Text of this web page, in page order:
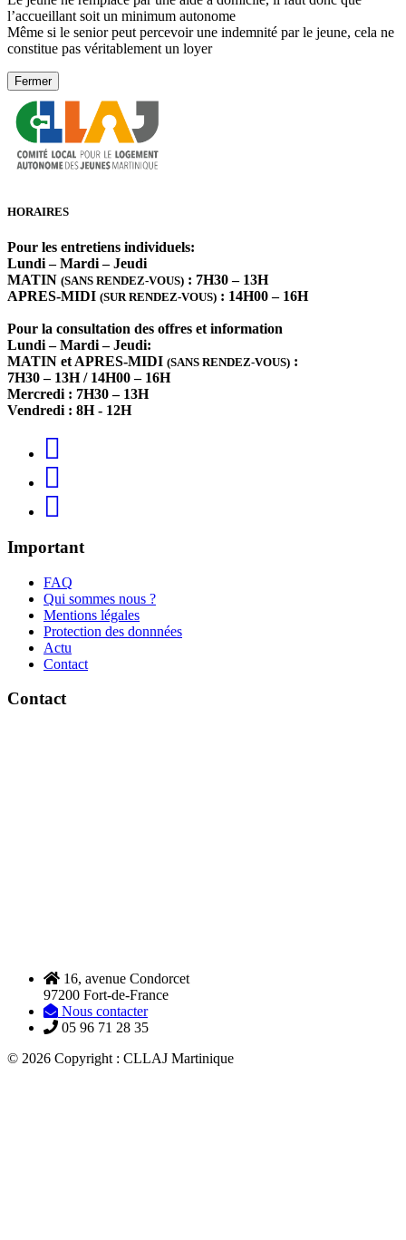
l’accueillant soit un minimum autonome
Même si le senior peut percevoir une indemnité par le jeune, cela ne
constitue pas véritablement un loyer
Fermer
HORAIRES
Pour les entretiens individuels:
Lundi – Mardi – Jeudi
MATIN (SANS RENDEZ-VOUS) : 7H30 – 13H
APRES-MIDI (SUR RENDEZ-VOUS) : 14H00 – 16H
Pour la consultation des offres et information
Lundi – Mardi – Jeudi:
MATIN et APRES-MIDI (SANS RENDEZ-VOUS) :
7H30 – 13H / 14H00 – 16H
Mercredi : 7H30 – 13H
Vendredi : 8H - 12H
Important
FAQ
Qui sommes nous ?
Mentions légales
Protection des donnnées
Actu
Contact
Contact
16, avenue Condorcet
97200 Fort-de-France
Nous contacter
05 96 71 28 35
© 2026 Copyright : CLLAJ Martinique